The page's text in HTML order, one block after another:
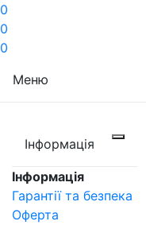
0
0
0
Меню
Інформація
Інформація
Гарантії та безпека
Оферта